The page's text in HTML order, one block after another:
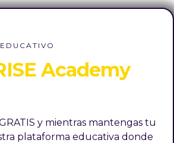
Acad emy
y mientras mantengas tu
plataforma educativa donde